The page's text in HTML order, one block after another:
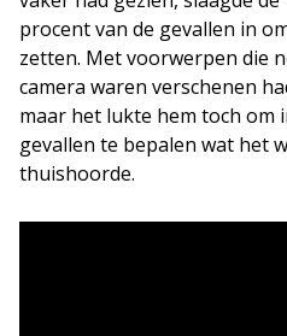
procent van de gevallen in
zetten. Met voorwerpen die
camera waren verschenen
maar het lukte hem toch om
gevallen te bepalen wat het
thuishoorde.